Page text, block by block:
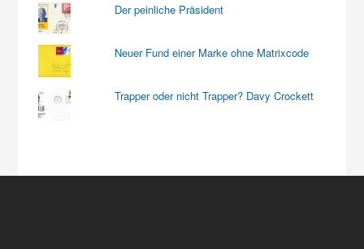
Der peinliche Präsident
Neuer Fund einer Marke ohne Matrixcode
Trapper oder nicht Trapper? Davy Crockett